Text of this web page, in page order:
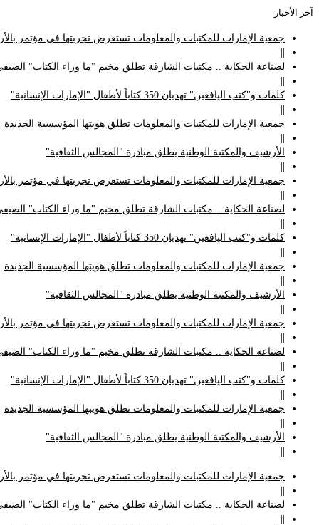
الأخبار
جمعية الإمارات للمكتبات والمعلومات تستعرض تجربتها في مؤتمر بالأردن
||
لصناعة الحكاية .. مكتبات الشارقة تطلق مخيم "ما وراء الكتاب" الصيفي
||
كلمات و"كتب اليافعين" تهديان 350 كتاباً لأطفال "الإمارات الإنسانية"
||
جمعية الإمارات للمكتبات والمعلومات تطلق هويتها المؤسسية الجديدة
||
الأرشيف والمكتبة الوطنية يطلق مبادرة "المجالس الثقافية"
||
جمعية الإمارات للمكتبات والمعلومات تستعرض تجربتها في مؤتمر بالأردن
||
لصناعة الحكاية .. مكتبات الشارقة تطلق مخيم "ما وراء الكتاب" الصيفي
||
كلمات و"كتب اليافعين" تهديان 350 كتاباً لأطفال "الإمارات الإنسانية"
||
جمعية الإمارات للمكتبات والمعلومات تطلق هويتها المؤسسية الجديدة
||
الأرشيف والمكتبة الوطنية يطلق مبادرة "المجالس الثقافية"
||
جمعية الإمارات للمكتبات والمعلومات تستعرض تجربتها في مؤتمر بالأردن
||
لصناعة الحكاية .. مكتبات الشارقة تطلق مخيم "ما وراء الكتاب" الصيفي
||
كلمات و"كتب اليافعين" تهديان 350 كتاباً لأطفال "الإمارات الإنسانية"
||
جمعية الإمارات للمكتبات والمعلومات تطلق هويتها المؤسسية الجديدة
||
الأرشيف والمكتبة الوطنية يطلق مبادرة "المجالس الثقافية"
||
جمعية الإمارات للمكتبات والمعلومات تستعرض تجربتها في مؤتمر بالأردن
||
لصناعة الحكاية .. مكتبات الشارقة تطلق مخيم "ما وراء الكتاب" الصيفي
||